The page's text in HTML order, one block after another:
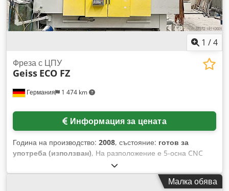
1 /4
Германия 1 474 km
Фреза с ЦПУ
Geiss ECO FZ
Информация за цената
Година на производство: 2008, състояние: готов за
употреба (използван), На разположение е 5-осна CNC
фрезова машина Geiss с пълно капсулиране. Работен ход
X/Y/Z: 2500мм/2200мм/760мм, инструментален държач:
ER25, мощност на шпиндела: 11kW, тип фрезова глава:
Малка обява